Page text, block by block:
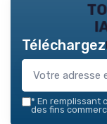
* En remplissant
des fins